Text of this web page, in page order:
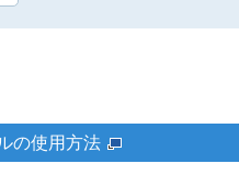
の使用方法